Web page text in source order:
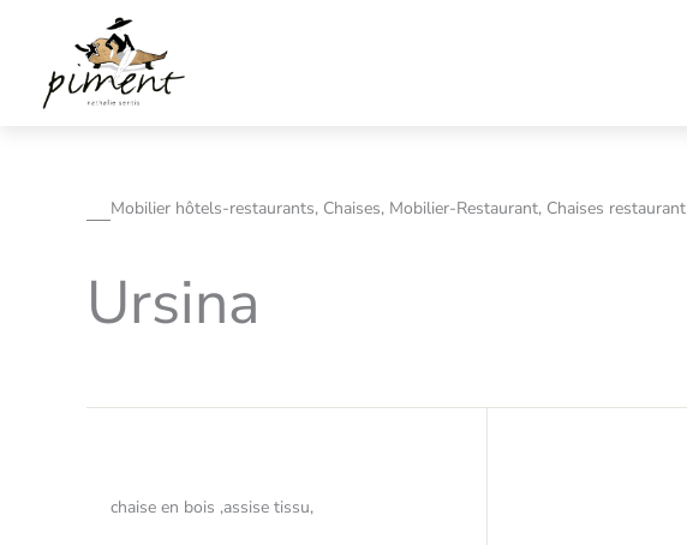
contenu
Mobilier hôtels-restaurants, Chaises, Mobilier-Restaurant, Chaises restaurant
Ursina
chaise en bois ,assise tissu,